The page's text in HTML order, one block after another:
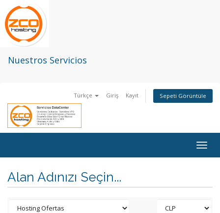
Nuestros Servicios
Türkçe Giriş Kayıt Sepeti Görüntüle
Alan Adınızı Seçin...